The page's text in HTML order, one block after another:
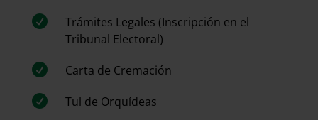

Trámites Legales (Inscripción en el
Tribunal Electoral)

Carta de Cremación

Tul de Orquídeas